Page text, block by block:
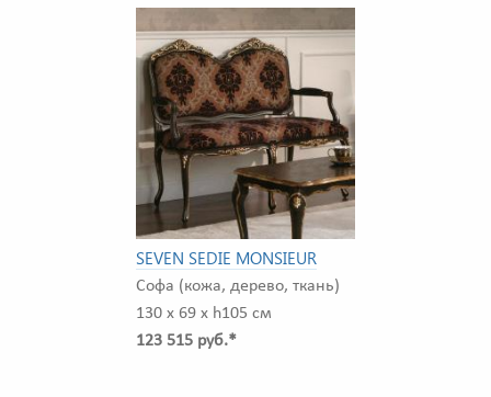
SEVEN SEDIE MONSIEUR
Софа (кожа, дерево, ткань)
130 x 69 x h105 см
123 515 руб.*